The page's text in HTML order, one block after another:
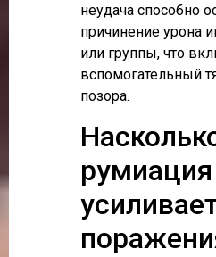
неудача способно
причинение урона
или группы, что
вспомогательный
позора.
румиация